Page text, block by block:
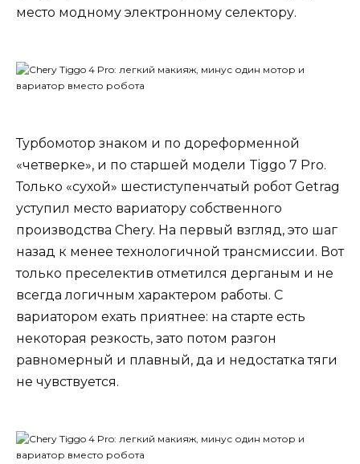
место модному электронному селектору.
Турбомотор знаком и по дореформенной
«четверке», и по старшей модели Tiggo 7 Pro.
Только «сухой» шестиступенчатый робот Getrag
уступил место вариатору собственного
производства Chery. На первый взгляд, это шаг
назад к менее технологичной трансмиссии. Вот
только преселектив отметился дерганым и не
всегда логичным характером работы. С
вариатором ехать приятнее: на старте есть
некоторая резкость, зато потом разгон
равномерный и плавный, да и недостатка тяги
не чувствуется.